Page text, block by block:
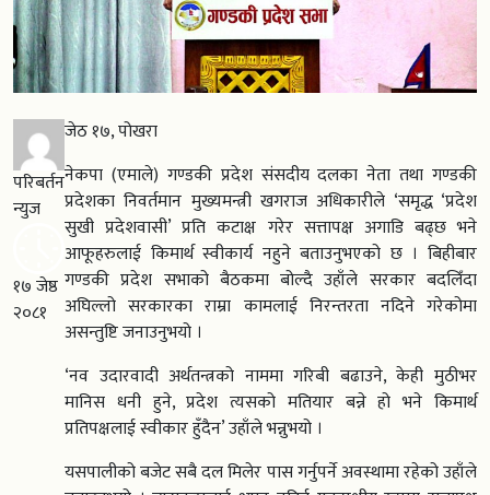
परिबर्तन
न्युज
१७ जेष्ठ
२०८१
जेठ १७, पोखरा
नेकपा (एमाले) गण्डकी प्रदेश संसदीय दलका नेता तथा गण्डकी
प्रदेशका निवर्तमान मुख्यमन्त्री खगराज अधिकारीले ‘समृद्ध ‘प्रदेश
सुखी प्रदेशवासी’ प्रति कटाक्ष गरेर सत्तापक्ष अगाडि बढ्छ भने
आफूहरुलाई किमार्थ स्वीकार्य नहुने बताउनुभएको छ । बिहीबार
गण्डकी प्रदेश सभाको बैठकमा बोल्दै उहाँले सरकार बदलिँदा
अघिल्लो सरकारका राम्रा कामलाई निरन्तरता नदिने गरेकोमा
असन्तुष्टि जनाउनुभयो ।
‘नव उदारवादी अर्थतन्त्रको नाममा गरिबी बढाउने, केही मुठीभर
मानिस धनी हुने, प्रदेश त्यसको मतियार बन्ने हो भने किमार्थ
प्रतिपक्षलाई स्वीकार हुँदैन’ उहाँले भन्नुभयो ।
यसपालीको बजेट सबै दल मिलेर पास गर्नुपर्ने अवस्थामा रहेको उहाँले